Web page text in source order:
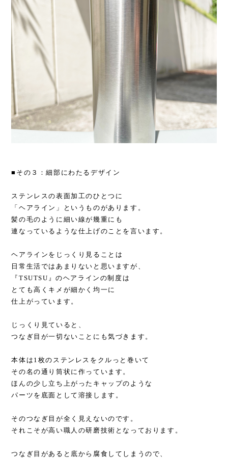
■その３：細部にわたるデザイン
ステンレスの表面加工のひとつに
「ヘアライン」というものがあります。
髪の毛のように細い線が幾重にも
連なっているような仕上げのことを言います。
ヘアラインをじっくり見ることは
日常生活ではあまりないと思いますが、
『TSUTSU』のヘアラインの制度は
とても高くキメが細かく均一に
仕上がっています。
じっくり見ていると、
つなぎ目が一切ないことにも気づきます。
本体は1枚のステンレスをクルっと巻いて
その名の通り筒状に作っています。
ほんの少し立ち上がったキャップのような
パーツを底面として溶接します。
そのつなぎ目が全く見えないのです。
それこそが高い職人の研磨技術となっております。
つなぎ目があると底から腐食してしまうので、